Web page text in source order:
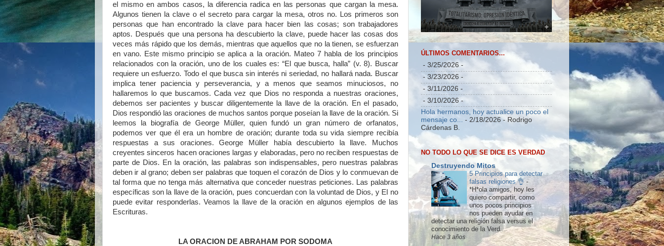
el mismo en ambos casos, la diferencia radica en las personas que cargan la mesa.
Algunos tienen la clave o el secreto para cargar la mesa, otros no. Los primeros son
personas que han encontrado la clave para hacer bien las cosas; son trabajadores
aptos. Después que una persona ha descubierto la clave, puede hacer las cosas dos
veces más rápido que los demás, mientras que aquellos que no la tienen, se esfuerzan
en vano. Este mismo principio se aplica a la oración. Mateo 7 habla de los principios
relacionados con la oración, uno de los cuales es: “El que busca, halla” (v. 8). Buscar
requiere un esfuerzo. Todo el que busca sin interés ni seriedad, no hallará nada. Buscar
implica tener paciencia y perseverancia, y a menos que seamos minuciosos, no
hallaremos lo que buscamos. Cada vez que Dios no responda a nuestras oraciones,
debemos ser pacientes y buscar diligentemente la llave de la oración. En el pasado,
Dios respondió las oraciones de muchos santos porque poseían la llave de la oración. Si
leemos la biografía de George Müller, quien fundó un gran número de orfanatos,
podemos ver que él era un hombre de oración; durante toda su vida siempre recibía
respuestas a sus oraciones. George Müller había descubierto la llave. Muchos
creyentes sinceros hacen oraciones largas y elaboradas, pero no reciben respuestas de
parte de Dios. En la oración, las palabras son indispensables, pero nuestras palabras
deben ir al grano; deben ser palabras que toquen el corazón de Dios y lo conmuevan de
tal forma que no tenga más alternativa que conceder nuestras peticiones. Las palabras
específicas son la llave de la oración, pues concuerdan con la voluntad de Dios, y El no
puede evitar responderlas. Veamos la llave de la oración en algunos ejemplos de las
Escrituras.
LA ORACION DE ABRAHAM POR SODOMA
ÚLTIMOS COMENTARIOS...
- 3/25/2026 -
- 3/23/2026 -
- 3/11/2026 -
- 3/10/2026 -
Hola hermanos, hoy actualice un poco el
mensaje co... - 2/18/2026- Rodrigo
Cárdenas B.
NO TODO LO QUE SE DICE ES VERDAD
Destruyendo Mitos
5 Principios para detectar
falsas religiones 👌-
*H*ola amigos, hoy les
quiero compartir, como
unos pocos principios
nos pueden ayudar en
detectar una religión falsa versus el
conocimiento de la Verd...
Hace 3 años